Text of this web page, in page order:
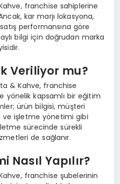
franchise sahiplerine
kar marjı lokasyona,
performansına göre
bilgi için doğrudan marka
Veriliyor mu?
& Kahve, franchise
yönelik kapsamlı bir eğitim
ürün bilgisi, müşteri
ve işletme yönetimi gibi
sürecinde sürekli
de sağlanır.
Nasıl Yapılır?
franchise şubelerinin